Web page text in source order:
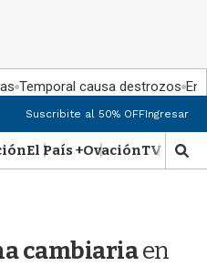
Temporal causa destrozos En
Suscribite al 50% OFFIngresar
El País +OvaciónTV Show
M
o
cambiariaen